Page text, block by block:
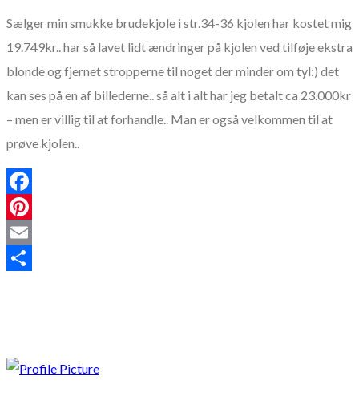
Sælger min smukke brudekjole i str.34-36 kjolen har kostet mig
19.749kr.. har så lavet lidt ændringer på kjolen ved tilføje ekstra
blonde og fjernet stropperne til noget der minder om tyl:) det
kan ses på en af billederne.. så alt i alt har jeg betalt ca 23.000kr
– men er villig til at forhandle.. Man er også velkommen til at
prøve kjolen..
Facebook
Pinterest
Email